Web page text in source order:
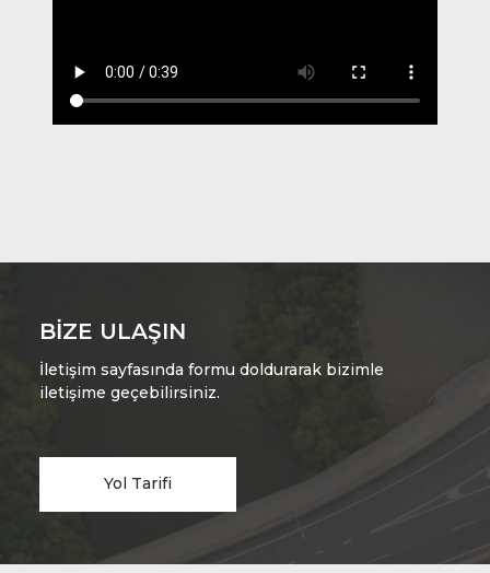
BIZE ULAŞIN
İletişim sayfasında formu doldurarak bizimle
iletişime geçebilirsiniz.
Yol Tarifi